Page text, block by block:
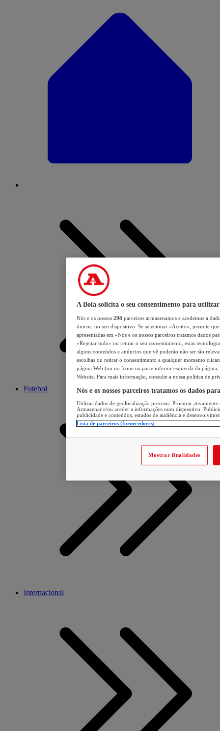
Futebol
Internacional
A Bola solicita o seu consentimento para utilizar
Nós e os nossos 298 parceiros armazenamos e acedemos a
únicos, no seu dispositivo. Se selecionar «Aceito», permite
apresentadas em «Nós e os nossos parceiros tratamos dados
«Rejeitar tudo» ou retirar o seu consentimento, estas
alguns conteúdos e anúncios que vê poderão não ser tão
escolhas ou retirar o consentimento a qualquer momento
página Web (ou no ícone na parte inferior esquerda da página,
Website. Para mais informação, consulte a nossa política de
Nós e os nossos parceiros tratamos os dados
Utilizar dados de geolocalização precisos. Procurar
Armazenar e/ou aceder a informações num dispositivo.
publicidade e conteúdos, estudos de audiência e
Lista de parceiros (fornecedores)
Mostrar finalidades